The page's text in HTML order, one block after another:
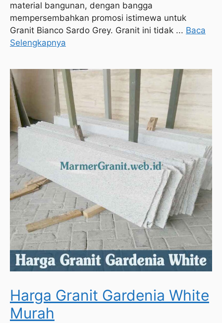
material bangunan, dengan bangga
mempersembahkan promosi istimewa untuk
Granit Bianco Sardo Grey. Granit ini tidak ... Baca
Selengkapnya
Harga Granit Gardenia White
Murah